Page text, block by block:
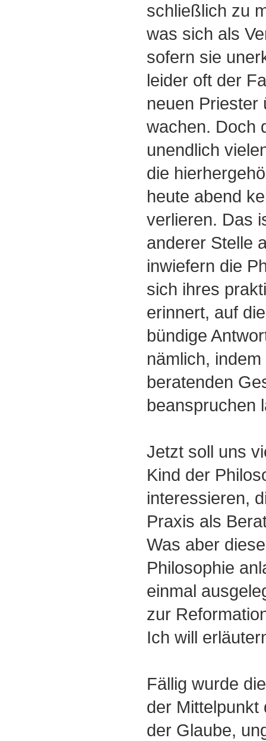
schließlich zu
was sich als
sofern sie
leider oft der
neuen Priester
wachen. Doch
unendlich
die
heute abend
verlieren. Das
anderer Stelle
inwiefern die
sich ihres
erinnert, auf
bündige
nämlich,
beratenden
beanspruchen
Jetzt soll uns
Kind der
interessieren,
Praxis als
Was aber
Philosophie
einmal
zur
Ich will
Fällig wurde
der Mittelpunkt
der Glaube,